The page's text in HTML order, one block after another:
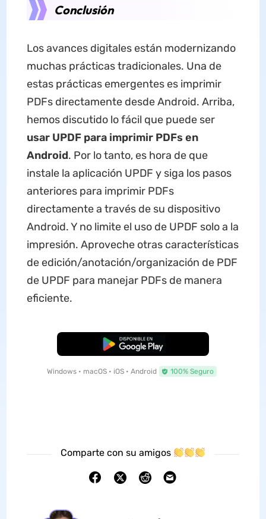
Conclusión
Los avances digitales están modernizando
muchas prácticas tradicionales. Una de
estas prácticas emergentes es imprimir
PDFs directamente desde Android. Arriba,
hemos discutido lo fácil que puede ser
usar UPDF para imprimir PDFs en
Android. Por lo tanto, es hora de que
instale la aplicación UPDF y siga los pasos
anteriores para imprimir PDFs
directamente a través de su dispositivo
Android. Y no limite el uso de UPDF solo a la
impresión. Aproveche otras características
de edición/anotación/organización de PDF
de UPDF para manejar PDFs de manera
eficiente.
Descarga Gratuita
Windows • macOS • iOS • Android 100% Seguro
Comparte con su amigos